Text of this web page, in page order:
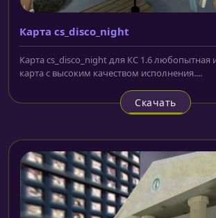
Карта cs_disco_night
Карта cs_disco_night для КС 1.6 любопытная
карта с высоким качеством исполнения....
Скачать